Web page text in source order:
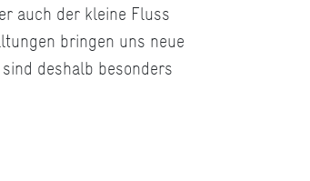
auch der kleine Fluss
bringen uns neue
deshalb besonders